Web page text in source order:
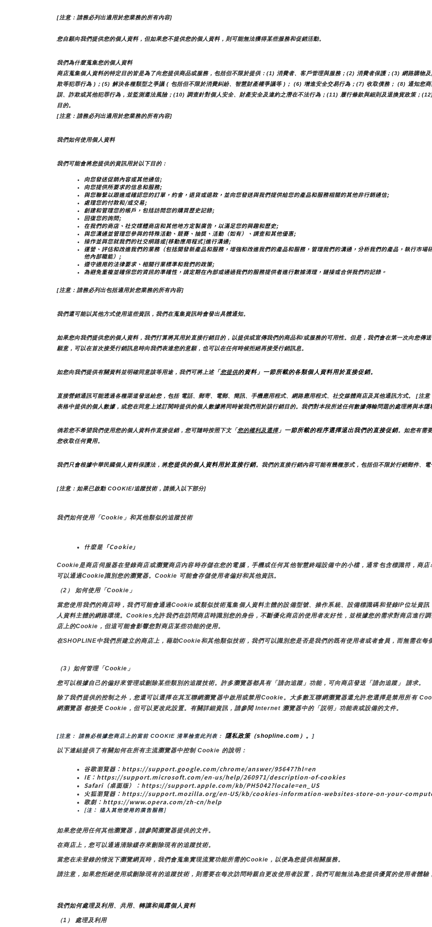
[注意：請務必列出適用於您業務的所有內容]
您自願向我們提供您的個人資料，但如果您不提供您的個人資料，則可能無法獲得某些服務和促銷活動。
我們為什麼蒐集您的個人資料
商店蒐集個人資料的特定目的皆是為了向您提供商品或服務，包括但不限於提供：(1) 消費者、客戶管理與服務；(2) 消費者保護；(3) 網路購物
欺等犯罪行為 )；(5) 解決各種類型之爭議 ( 包括但不限於消費糾紛、智慧財產權爭議等 )； (6) 增進安全交易行為；(7) 收取債務； (8) 通知您
誤、詐欺或其他犯罪行為，並監測遵法風險；(10) 調查針對個人安全、財產安全及違約之潛在不法行為；(11) 履行條款與細則及退換貨政策；
目的。
[注意：請務必列出適用於您業務的所有內容]
我們如何使用個人資料
我們可能會將您提供的資訊用於以下目的：
向您發送促銷內容或其他通信;
向您提供所要求的信息和服務;
與您聯繫以跟進或確認您的訂單，約會，退貨或退款，並向您發送與我們提供給您的產品和服務相關的其他非行銷通信;
處理您的付款和/或交易;
創建和管理您的帳戶，包括訪問您的購買歷史記錄;
回復您的詢問;
在我們的商店、社交媒體商店和其他地方定製廣告，以滿足您的興趣和歷史;
與您溝通並管理您參與的特殊活動、競賽、抽獎、活動（如有）、調查和其他優惠;
操作並與您就我們的社交網路或[移動應用程式]進行溝通;
運營、評估和改進我們的業務（包括開發新產品和服務，增強和改進我們的產品和服務，管理我們的溝通，分析我們的產品，執行市
他內部職能）;
遵守適用的法律要求、相關行業標準和我們的政策;
為避免重複並確保您的資訊的準確性，請定期在內部或通過我們的服務提供者進行數據清理，鏈接或合併我們的記錄。
[注意：請務必列出包括適用於您業務的所有內容]
我們還可能以其他方式使用這些資訊，我們在蒐集資訊時會發出具體通知。
如果您向我們提供您的個人資料，我們打算將其用於直接行銷目的，以提供或宣傳我們的商品和/或服務的可用性。但是，我們會在第一次向您傳
願意，可以在首次接受行銷訊息時向我們表達您的意願，也可以在任何時候拒絕再接受行銷訊息。
如您向我們提供有關資料並明確同意該等用途，我們可將上述「 您提供的資料」一節所載的各類個人資料用於直接促銷。
直接營銷通訊可能透過各種渠道發送給您，包括 電話、郵寄、電郵、簡訊、手機應用程式、網路應用程式、社交媒體商店及其他通訊方式。 [注
表格中提供的個人數據，或您在同意上述訂閱時提供的個人數據將同時被我們用於該行銷目的。我們對本段所述任何數據傳輸問題的處理將與本隱
倘若您不希望我們使用您的個人資料作直接促銷，您可隨時按照下文「您的權利及選擇」一節所載的程序選擇退出我們的直接促銷。如您有需
您收取任何費用。
我們只會根據中華民國個人資料保護法，將您提供的個人資料用於直接行銷。我們的直接行銷內容可能有幾種形式，包括但不限於行銷郵件、電
[注意：如果已啟動 COOKIE/追蹤技術，請插入以下部分]
我們如何使用「Cookie」和其他類似的追蹤技術
什麼是「Cookie」
Cookie是商店伺服器在登錄商店或瀏覽商店內容時存儲在您的電腦，手機或任何其他智慧終端設備中的小檔，通常包含標識符，商
可以通過Cookie識別您的瀏覽器。Cookie 可能會存儲使用者偏好和其他資訊。
（2） 如何使用「Cookie」
當您使用我們的商店時，我們可能會通過Cookie或類似技術蒐集個人資料主體的設備型號、操作系統、設備標識碼和登錄IP位址資
人資料主體的網路環境。Cookies允許我們在訪問商店時識別您的身份，不斷優化商店的使用者友好性，並根據您的需求對商店進行
店上的Cookie，但這可能會影響您對商店某些功能的使用。
在SHOPLINE中我們所建立的商店上，藉助Cookie和其他類似技術，我們可以識別您是否是我們的既有使用者或者會員，而無需在每
（3）如何管理「Cookie」
您可以根據自己的偏好來管理或刪除某些類別的追蹤技術。許多瀏覽器都具有「請勿追蹤」功能，可向商店發送「請勿追蹤」 請求。
除了我們提供的控制之外，您還可以選擇在其互聯網瀏覽器中啟用或禁用Cookie。大多數互聯網瀏覽器還允許您選擇是禁用所有
網瀏覽器 都接受 Cookie，但可以更改此設置。有關詳細資訊，請參閱 Internet 瀏覽器中的「説明」功能表或設備的文件。
[注意： 請務必根據您商店上的當前 COOKIE 清單檢查此列表： 隱私政策（shopline.com）。 ]
以下連結提供了有關如何在所有主流瀏覽器中控制 Cookie 的說明：
谷歌瀏覽器：https://support.google.com/chrome/answer/95647?hl=en
IE：https://support.microsoft.com/en-us/help/260971/description-of-cookies
Safari（桌面版）：https://support.apple.com/kb/PH5042?locale=en_US
火狐瀏覽器：https://support.mozilla.org/en-US/kb/cookies-information-websites-store-on-your-
歌劇：https://www.opera.com/zh-cn/help
[注： 插入其他使用的廣告服務]
如果您使用任何其他瀏覽器，請參閱瀏覽器提供的文件。
在商店上，您可以通過清除緩存來刪除現有的追蹤技術。
當您在未登錄的情況下瀏覽網頁時，我們會蒐集實現流覽功能所需的Cookie，以便為您提供相關服務。
請注意，如果您拒絕使用或刪除現有的追蹤技術，則需要在每次訪問時親自更改使用者設置，我們可能無法為您提供優質的使用者體驗
我們如何處理及利用、共用、轉讓和揭露個人資料
（1） 處理及利用